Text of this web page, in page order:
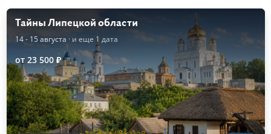
Тайны Липецкой области
14 - 15 августа · и еще 1 дата
от 23 500 ₽